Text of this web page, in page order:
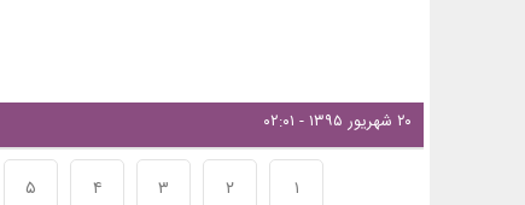
۲۰ شهریور ۱۳۹۵ - ۰۲:۰۱
۱ ۲ ۳ ۴ ۵